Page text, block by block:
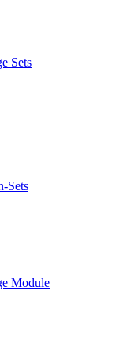
Sets
Sets
Module